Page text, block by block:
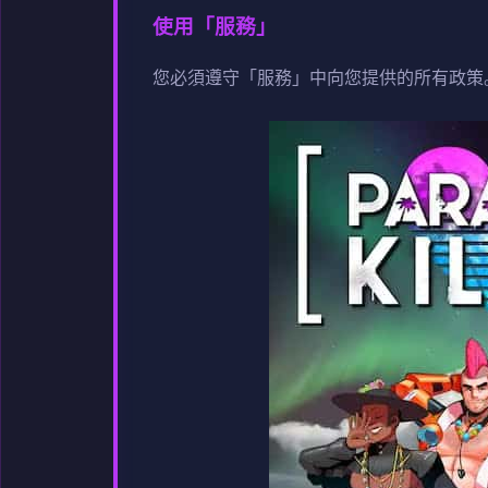
使用「服務」
您必須遵守「服務」中向您提供的所有政策